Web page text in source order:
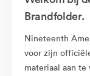
Brandfolder.
Nineteenth
voor zijn
materiaal aan